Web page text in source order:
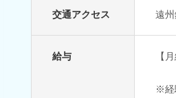
交通アクセス 遠
給与 【
※経